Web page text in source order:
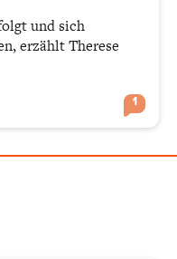
und sich
erzählt Therese
1